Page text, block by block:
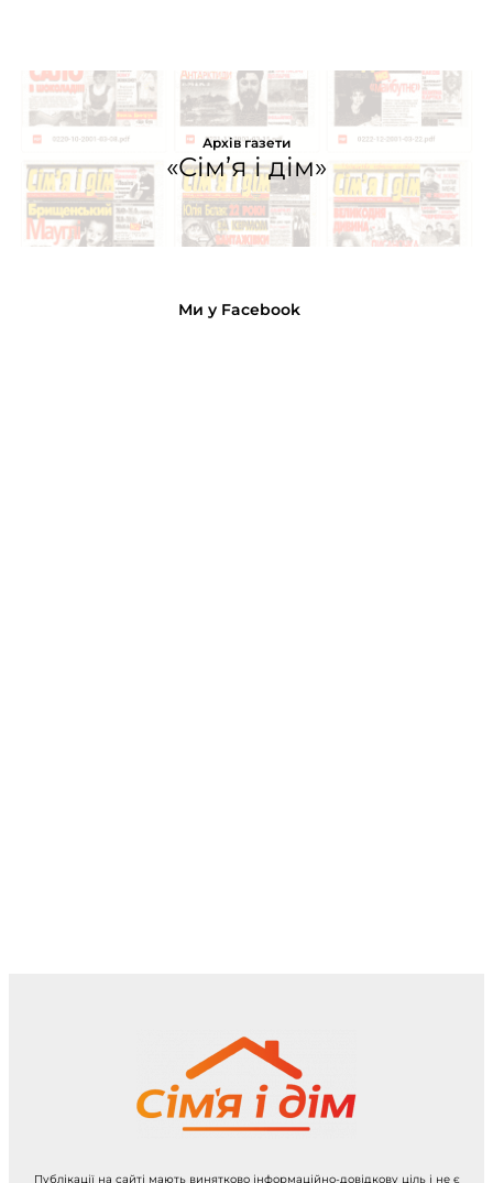
Архів газети
«Сім’я і дім»
Ми у Facebook
Публікації на сайті мають винятково інформаційно-довідкову ціль і не є